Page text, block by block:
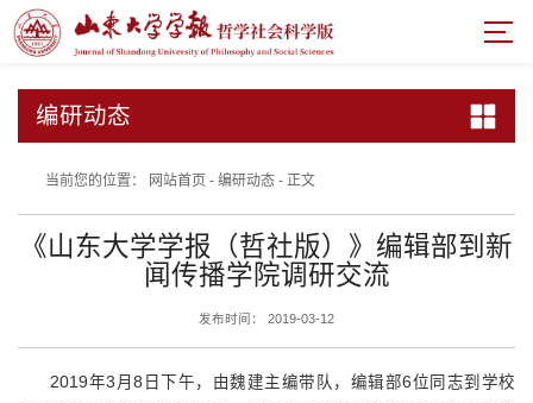
编研动态
当前您的位置： 网站首页- 编研动态- 正文
《山东大学学报（哲社版）》编辑部到新
闻传播学院调研交流
发布时间： 2019-03-12
2019年3月8日下午，由魏建主编带队，编辑部6位同志到学校